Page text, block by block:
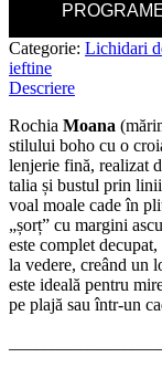
Categorie: Lichidari
ieftine
Descriere
Rochia Moana
stilului boho cu o
lenjerie fină, realizat
talia și bustul prin
voal moale cade în
„șorț” cu margini
este complet
la vedere, creând un
este ideală pentru
pe plajă sau într-un